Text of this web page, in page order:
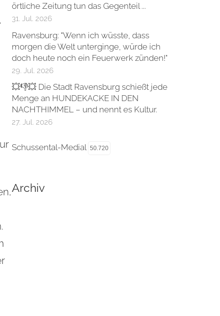
örtliche Zeitung tun das Gegenteil ...
31. Jul. 2026
Ravensburg: "Wenn ich wüsste, dass
morgen die Welt unterginge, würde ich
doch heute noch ein Feuerwerk zünden!"
29. Jul. 2026
💥👎💥 Die Stadt Ravensburg schießt jede
Menge an HUNDEKACKE IN DEN
NACHTHIMMEL – und nennt es Kultur.
27. Jul. 2026
Schussental-Medial 50.720
Archiv